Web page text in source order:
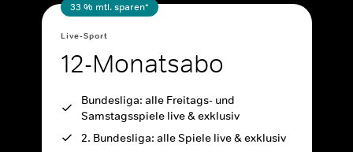
33 % mtl. sparen*
Live-Sport
12-Monatsabo
Bundesliga: alle Freitags- und
Samstagsspiele live & exklusiv
2. Bundesliga: alle Spiele live & exklusiv